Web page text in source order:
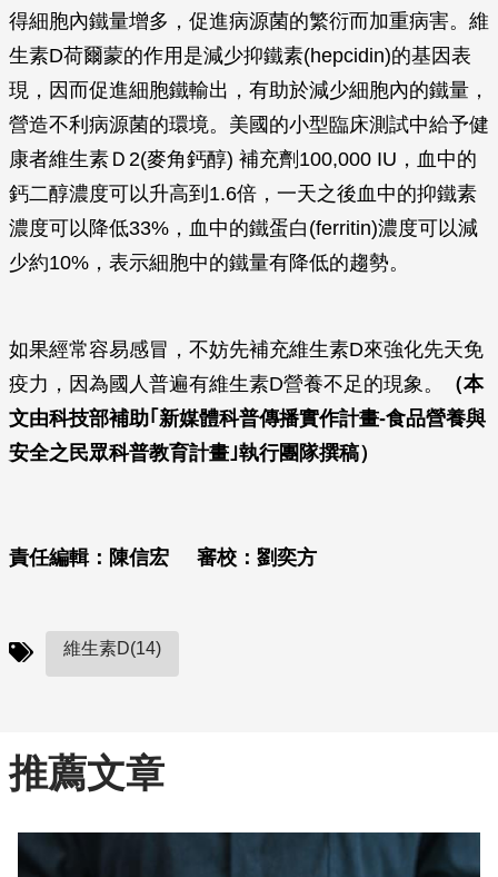
得細胞內鐵量增多，促進病源菌的繁衍而加重病害。維
生素D荷爾蒙的作用是減少抑鐵素(hepcidin)的基因表
現，因而促進細胞鐵輸出，有助於減少細胞內的鐵量，
營造不利病源菌的環境。美國的小型臨床測試中給予健
康者維生素Ｄ2(麥角鈣醇) 補充劑100,000 IU，血中的
鈣二醇濃度可以升高到1.6倍，一天之後血中的抑鐵素
濃度可以降低33%，血中的鐵蛋白(ferritin)濃度可以減
少約10%，表示細胞中的鐵量有降低的趨勢。
如果經常容易感冒，不妨先補充維生素D來強化先天免
疫力，因為國人普遍有維生素D營養不足的現象。
（本
文由科技部補助｢新媒體科普傳播實作計畫-食品營養與
安全之民眾科普教育計畫｣執行團隊撰稿）
責任編輯：陳信宏 審校：劉奕方
維生素D(14)
推薦文章